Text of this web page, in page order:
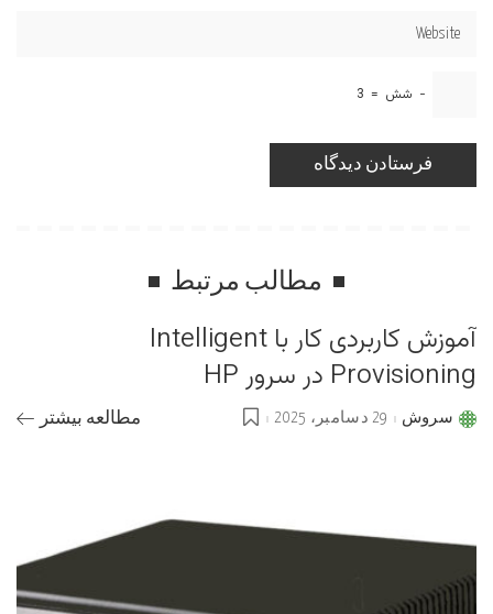
− شش =
3
مطالب مرتبط
آموزش کاربردی کار با Intelligent
Provisioning در سرور HP
Postedسروش 29 دسامبر، 2025 مطالعه بیشتر